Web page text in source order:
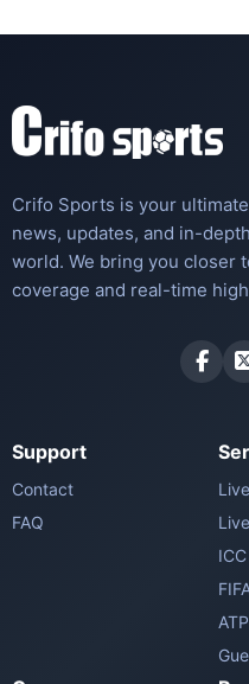
Crifo Sports is your
news, updates, and in-
world. We bring you closer
coverage and real-time
Support
Contact
FAQ